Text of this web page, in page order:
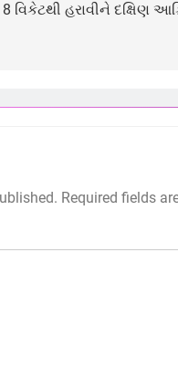
હરાવીને દક્ષિણ
Required fields